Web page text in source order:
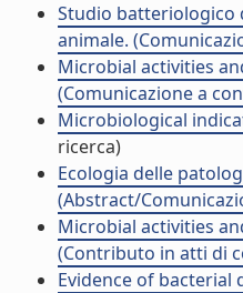
Studio batteriologico
animale.
Microbial activities
(Comunicazione a
Microbiological
ricerca)
Ecologia delle
(Abstract/
Microbial activities
(Contributo in atti di
Evidence of